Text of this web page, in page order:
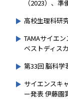
（2023）、準
高校生理科研
TAMAサイエ
ベストディス
第33回 脳科
サイエンスキ
ー発表 伊藤園